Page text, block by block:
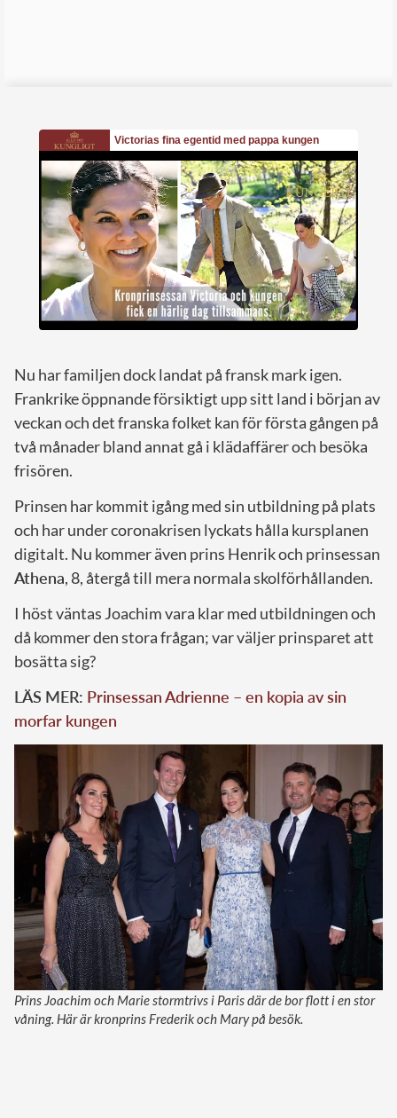
Nu har familjen dock landat på fransk mark igen.
Frankrike öppnande försiktigt upp sitt land i början av
veckan och det franska folket kan för första gången på
två månader bland annat gå i klädaffärer och besöka
frisören.
Prinsen har kommit igång med sin utbildning på plats
och har under coronakrisen lyckats hålla kursplanen
digitalt. Nu kommer även prins Henrik och prinsessan
Athena, 8, återgå till mera normala skolförhållanden.
I höst väntas Joachim vara klar med utbildningen och
då kommer den stora frågan; var väljer prinsparet att
bosätta sig?
LÄS MER: Prinsessan Adrienne – en kopia av sin
morfar kungen
Prins Joachim och Marie stormtrivs i Paris där de bor flott i en stor
våning. Här är kronprins Frederik och Mary på besök.